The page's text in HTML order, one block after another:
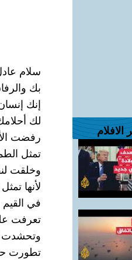
الافلام
سلام
بك
إنك
لك
رفضت
تمثل
وخلقت
لأنها
في القيم
تعرفت
وتحشدت
تطورت